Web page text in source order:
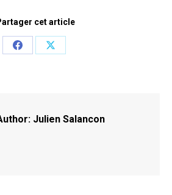
cet article
Share
Share
Julien Salancon